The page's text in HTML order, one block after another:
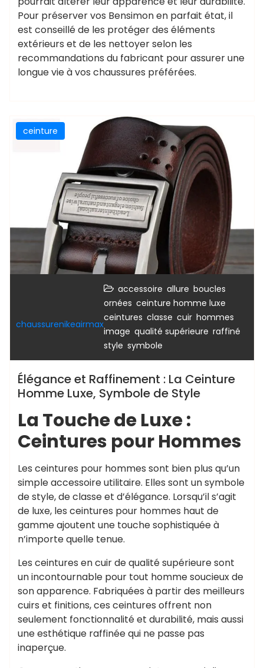
Pour préserver vos Bensimon en parfait état, il
est conseillé de les protéger des éléments
extérieurs et de les nettoyer selon les
recommandations du fabricant pour assurer une
longue vie à vos chaussures préférées.
ceinture
chaussurenikeairmax
accessoire allure boucles
ornées ceinture homme luxe
ceintures classe cuir hommes
image qualité supérieure raffiné
style symbole
Élégance et Raffinement : La Ceinture
Homme Luxe, Symbole de Style
La Touche de Luxe :
Ceintures pour Hommes
Les ceintures pour hommes sont bien plus qu’un
simple accessoire utilitaire. Elles sont un symbole
de style, de classe et d’élégance. Lorsqu’il s’agit
de luxe, les ceintures pour hommes haut de
gamme ajoutent une touche sophistiquée à
n’importe quelle tenue.
Les ceintures en cuir de qualité supérieure sont
un incontournable pour tout homme soucieux de
son apparence. Fabriquées à partir des meilleurs
cuirs et finitions, ces ceintures offrent non
seulement fonctionnalité et durabilité, mais aussi
une esthétique raffinée qui ne passe pas
inaperçue.